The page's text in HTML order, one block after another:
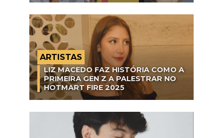
ARTISTAS
LIZ MACEDO FAZ HISTÓRIA COMO A
PRIMEIRA GEN Z A PALESTRAR NO
HOTMART FIRE 2025